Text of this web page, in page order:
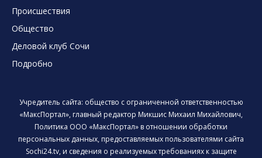
Происшествия
Общество
Деловой клуб Сочи
Подробно
Учредитель сайта: общество с ограниченной ответственностью
«МаксПортал», главный редактор Микшис Михаил Михайлович,
Политика ООО «МаксПортал» в отношении обработки
персональных данных, предоставляемых пользователями сайта
Sochi24.tv, и сведения о реализуемых требованиях к защите